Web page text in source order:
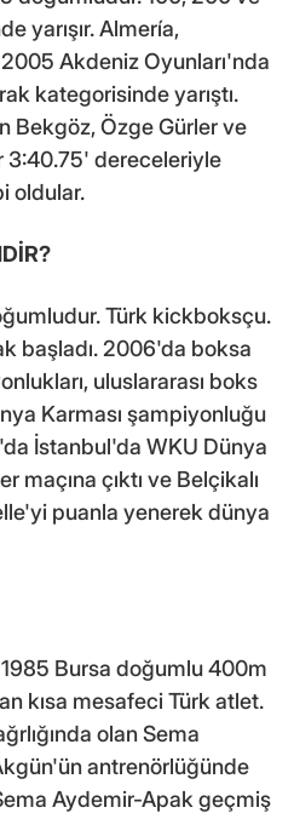
yarışır. Almería,
Akdeniz Oyunları'nda
kategorisinde yarıştı.
Bekgöz, Özge Gürler ve
3:40.75' dereceleriyle
oldular.
Türk kickboksçu.
başladı. 2006'da boksa
uluslararası boks
Karması şampiyonluğu
İstanbul'da WKU Dünya
maçına çıktı ve Belçikalı
puanla yenerek dünya
Bursa doğumlu 400m
kısa mesafeci Türk atlet.
olan Sema
antrenörlüğünde
Aydemir-Apak geçmiş